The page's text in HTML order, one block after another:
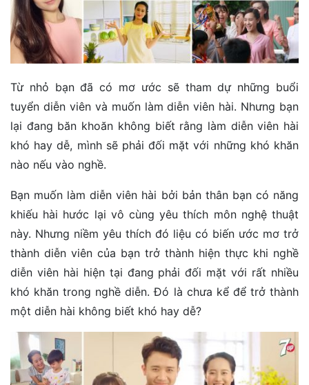
Từ nhỏ bạn đã có mơ ước sẽ tham dự những buổi
tuyển diễn viên và muốn làm diễn viên hài. Nhưng bạn
lại đang băn khoăn không biết rằng làm diễn viên hài
khó hay dễ, mình sẽ phải đối mặt với những khó khăn
nào nếu vào nghề.
Bạn muốn làm diễn viên hài bởi bản thân bạn có năng
khiếu hài hước lại vô cùng yêu thích môn nghệ thuật
này. Nhưng niềm yêu thích đó liệu có biến ước mơ trở
thành diễn viên của bạn trở thành hiện thực khi nghề
diễn viên hài hiện tại đang phải đối mặt với rất nhiều
khó khăn trong nghề diễn. Đó là chưa kể để trở thành
một diễn hài không biết khó hay dễ?